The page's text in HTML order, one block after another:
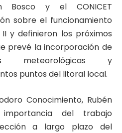
Bosco y el CONICET
sobre el funcionamiento
y definieron los próximos
prevé la incorporación de
meteorológicas y
puntos del litoral local.
Conocimiento, Rubén
del trabajo
a largo plazo del